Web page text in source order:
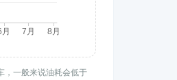
，一般来说油耗会低于